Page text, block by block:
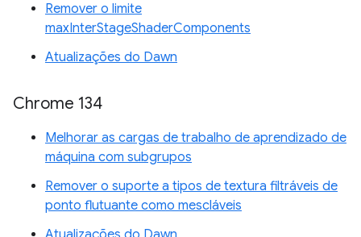
Remover o limite
maxInterStageShaderComponents
Atualizações do Dawn
Chrome 134
Melhorar as cargas de trabalho de aprendizado de
máquina com subgrupos
Remover o suporte a tipos de textura filtráveis de
ponto flutuante como mescláveis